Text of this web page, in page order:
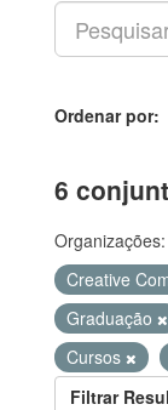
Ordenar por
6
Organizações:
Creative
Graduação
Cursos
Filtrar